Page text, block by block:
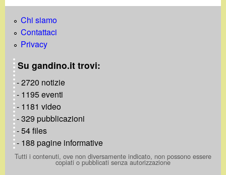
Chi siamo
Contattaci
Privacy
Su gandino.it trovi:
- 2720 notizie
- 1195 eventi
- 1181 video
- 329 pubblicazioni
- 54 files
- 188 pagine informative
Tutti i contenuti, ove non diversamente indicato, non possono essere
copiati o pubblicati senza autorizzazione